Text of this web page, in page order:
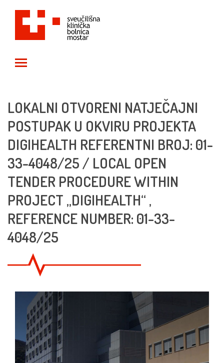
LOKALNI OTVORENI NATJEČAJNI
POSTUPAK U OKVIRU PROJEKTA
DIGIHEALTH REFERENTNI BROJ: 01-
33-4048/25 / LOCAL OPEN
TENDER PROCEDURE WITHIN
PROJECT „DIGIHEALTH“ ,
REFERENCE NUMBER: 01-33-
4048/25